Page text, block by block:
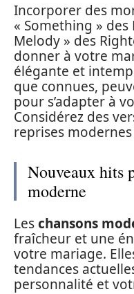
Incorporer des
« Something »
Melody » des
donner à votre
élégante et
que connues,
pour s’adapter à
Considérez des
reprises
Nouveaux hits
moderne
Leschansons
fraîcheur et une
votre mariage.
tendances
personnalité et